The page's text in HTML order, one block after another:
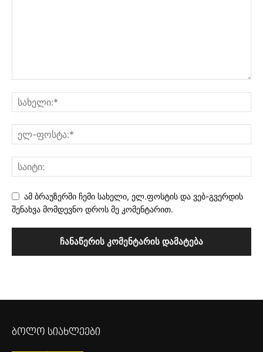
ამ ბრაუზერში ჩემი სახელი, ელ.ფოსტის და ვებ-გვერდის
შენახვა მომდევნო დროს მე კომენტარით.
ბოლო სიახლეები